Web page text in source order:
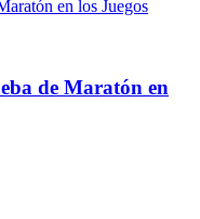
de Maratón en